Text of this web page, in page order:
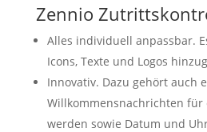
Zennio
Alles individuell anpassbar.
Icons, Texte und Logos
Innovativ. Dazu gehört auch
Willkommensnachrichten für
werden sowie Datum und